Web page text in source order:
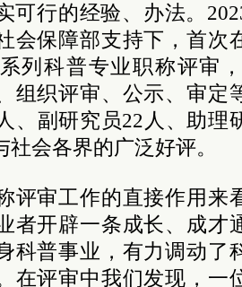
可行的经验、办法。
会保障部支持下，首次
列科普专业职称评审
组织评审、公示、审定
、副研究员22人、助理
社会各界的广泛好评。
评审工作的直接作用来
者开辟一条成长、成才
科普事业，有力调动了
在评审中我们发现，一